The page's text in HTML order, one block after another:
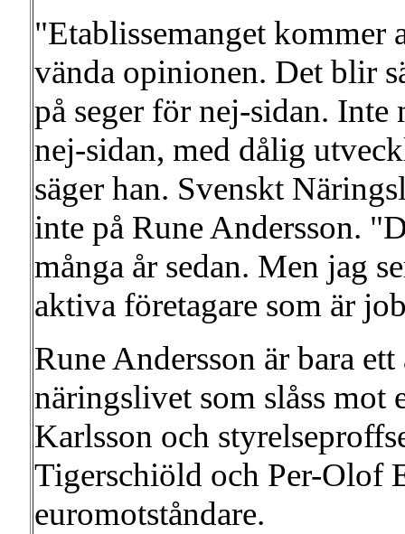
"Etablissemanget kommer
vända opinionen. Det blir
på seger för nej-sidan.
nej-sidan, med dålig
säger han. Svenskt
inte på Rune Andersson.
många år sedan. Men jag
aktiva företagare som är
Rune Andersson är bara
näringslivet som slåss mot
Karlsson och
Tigerschiöld och Per-Olof
euromotståndare.